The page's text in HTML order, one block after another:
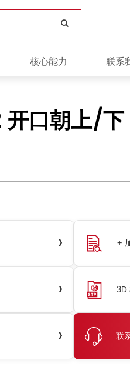
核心能力 联系
开口朝上/
› +
› 3D
› 联